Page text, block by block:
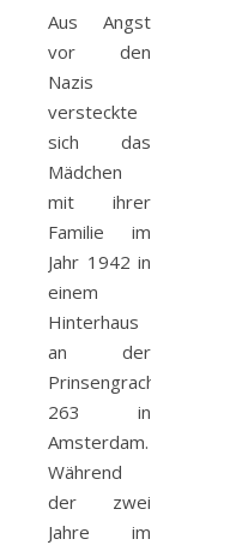
Aus Angst
vor den
Nazis
versteckte
sich das
Mädchen
mit ihrer
Familie im
Jahr 1942 in
einem
Hinterhaus
an der
Prinsengracht
263 in
Amsterdam.
Während
der zwei
Jahre im